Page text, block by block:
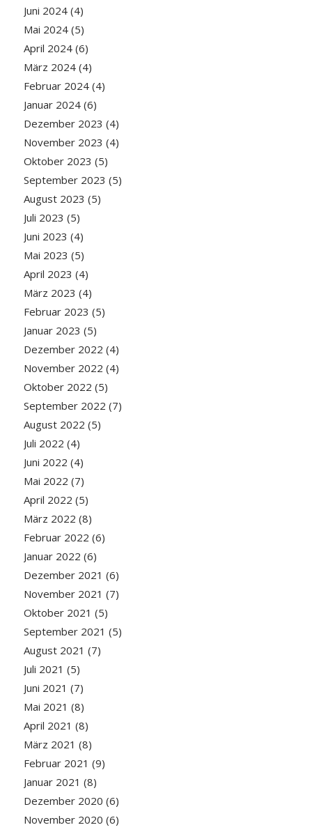
Juni 2024(4)
Mai 2024(5)
April 2024(6)
März 2024(4)
Februar 2024(4)
Januar 2024(6)
Dezember 2023 (4)
November 2023 (4)
Oktober 2023 (5)
September 2023 (5)
August 2023 (5)
Juli 2023 (5)
Juni 2023 (4)
Mai 2023 (5)
April 2023 (4)
März 2023 (4)
Februar 2023 (5)
Januar 2023 (5)
Dezember 2022 (4)
November 2022 (4)
Oktober 2022 (5)
September 2022 (7)
August 2022 (5)
Juli 2022 (4)
Juni 2022 (4)
Mai 2022 (7)
April 2022 (5)
März 2022 (8)
Februar 2022 (6)
Januar 2022 (6)
Dezember 2021 (6)
November 2021 (7)
Oktober 2021 (5)
September 2021 (5)
August 2021 (7)
Juli 2021 (5)
Juni 2021 (7)
Mai 2021 (8)
April 2021 (8)
März 2021 (8)
Februar 2021 (9)
Januar 2021 (8)
Dezember 2020 (6)
November 2020 (6)